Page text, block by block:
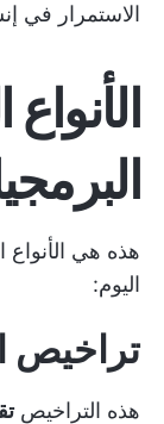
الاستمرار في
هذه هي الأنواع
اليوم:
تراخيص
هذه التراخيص